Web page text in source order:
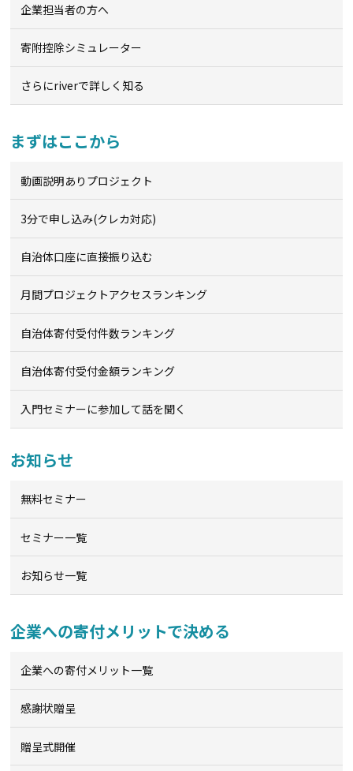
企業担当者の方へ
寄附控除シミュレーター
さらにriverで詳しく知る
まずはここから
動画説明ありプロジェクト
3分で申し込み(クレカ対応)
自治体口座に直接振り込む
月間プロジェクトアクセスランキング
自治体寄付受付件数ランキング
自治体寄付受付金額ランキング
入門セミナーに参加して話を聞く
お知らせ
無料セミナー
セミナー一覧
お知らせ一覧
企業への寄付メリットで決める
企業への寄付メリット一覧
感謝状贈呈
贈呈式開催